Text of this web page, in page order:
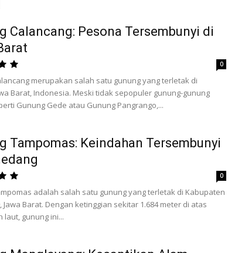
Calancang: Pesona Tersembunyi di
0
merupakan salah satu gunung yang terletak di
Barat, Indonesia. Meski tidak sepopuler gunung-gunung
Gunung Gede atau Gunung Pangrango,...
Tampomas: Keindahan Tersembunyi
0
adalah salah satu gunung yang terletak di Kabupaten
Jawa Barat. Dengan ketinggian sekitar 1.684 meter di atas
laut, gunung ini...